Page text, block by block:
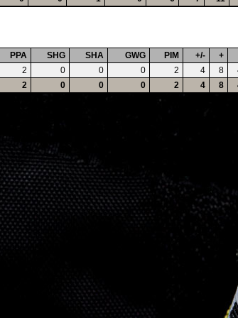
PPA SHG SHA GWG PIM +/-
+
2 0 0 0 2 4 8
2 0 0 0 2 4 8